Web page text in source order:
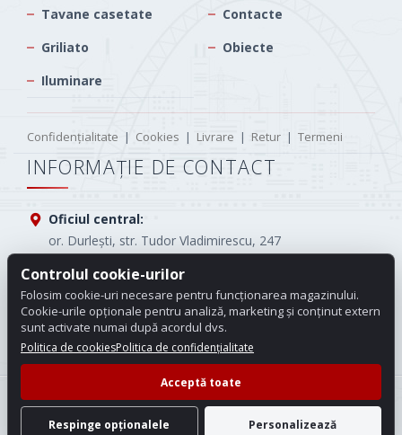
Tavane casetate
Griliato
Iluminare
Contacte
Obiecte
Confidențialitate | Cookies | Livrare | Retur | Termeni
INFORMAȚIE DE CONTACT
Oficiul central:
or. Durlești, str. Tudor Vladimirescu, 247
Tel.: (+373) 61005565
E-mail: info.carotop@gmail.com
Program de lucru: Luni - Vineri: 08:00 - 18:00
© 2026 Carotop. Toate drepturile rezervate. Setări cookie
Controlul cookie-urilor
Folosim cookie-uri necesare pentru funcționarea magazinului.
Cookie-urile opționale pentru analiză, marketing și conținut extern
sunt activate numai după acordul dvs.
Politica de cookiesPolitica de confidențialitate
Respinge opționalele Personalizează
Acceptă toate